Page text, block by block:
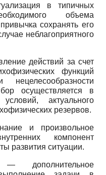
в типичных
объема
сохранять его
неблагоприятного
действий за счет
функций
осуществляется в
актуального
резервов.
и произвольное
компонент
развития ситуации.
дополнительное